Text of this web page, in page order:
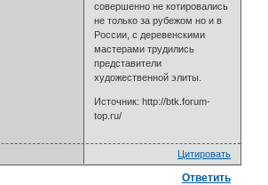
совершенно не котировались
не только за рубежом но и в
России, с деревенскими
мастерами трудились
представители
художественной элиты.
Источник: http://btk.forum-
top.ru/
Цитировать
Ответить